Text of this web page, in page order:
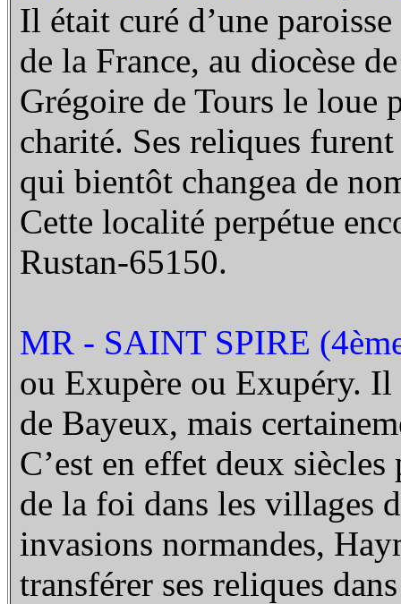
Il était curé d’une
de la France, au diocèse
Grégoire de Tours le loue
charité. Ses reliques
qui bientôt changea de
Cette localité perpétue
Rustan-65150.
MR - SAINT SPIRE
ou Exupère ou Exupéry.
de Bayeux, mais
C’est en effet deux
de la foi dans les villages
invasions normandes,
transférer ses reliques